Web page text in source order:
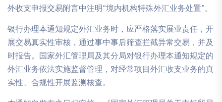
外收支申报交易附言中注明“境内机构特殊外汇业务处置”。
银行办理本通知规定外汇业务时，应严格落实展业责任，开
展交易真实性审核，通过事中事后筛查拦截异常交易，并及
时报告。国家外汇管理局及其分局对银行办理本通知规定的
外汇业务依法实施监督管理，对经常项目外汇收支业务的真
实性、合规性开展监测核查。